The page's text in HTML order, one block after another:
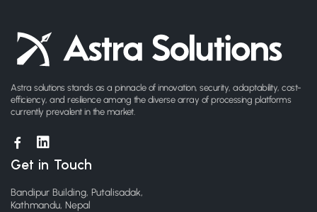
Astra solutions stands as a pinnacle of innovation, security, adaptability, cost-
efficiency, and resilience among the diverse array of processing platforms
currently prevalent in the market.
Get in Touch
Bandipur Building, Putalisadak,
Kathmandu, Nepal